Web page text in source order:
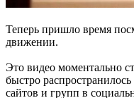
Теперь пришло время
движении.
Это видео моментально
быстро
сайтов и групп в